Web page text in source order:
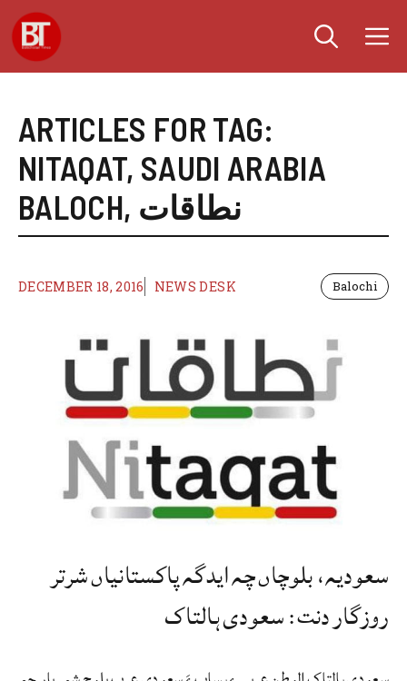
Skip
to
content
ARTICLES FOR TAG:
NITAQAT, SAUDI ARABIA
BALOCH, نطاقات
DECEMBER 18, 2016 NEWS DESK Balochi
سعودیہ، بلوچاں چہ ایدگہ پاکستانیاں شرتر
روزگار دنت: سعودی ہالتاک